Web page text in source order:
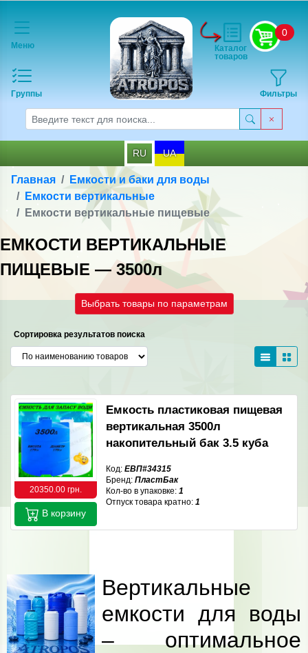
Меню
Группы
0
Фильтры
Каталог
товаров
RU UA
Главная
Емкости и баки для воды
Емкости вертикальные
Емкости вертикальные пищевые
ЕМКОСТИ ВЕРТИКАЛЬНЫЕ
ПИЩЕВЫЕ — 3500л
Выбрать товары по параметрам
Сортировка результатов поиска
20350.00 грн.
Емкость пластиковая пищевая
вертикальная 3500л
накопительный бак 3.5 куба
Код: ЕВП#34315
Бренд: ПластБак
Кол-во в упаковке: 1
Отпуск товара кратно: 1
В корзину
Вертикальные
емкости для воды
– оптимальное